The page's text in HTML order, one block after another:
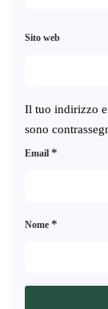
Il tuo indirizzo
sono
Nome *
Email *
Sito web